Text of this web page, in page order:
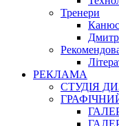
Тренери
РЕКЛАМА
СТУДІЯ